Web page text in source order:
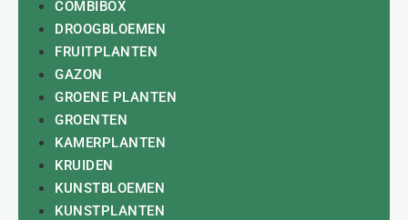
COMBIBOX
DROOGBLOEMEN
FRUITPLANTEN
GAZON
GROENE PLANTEN
GROENTEN
KAMERPLANTEN
KRUIDEN
KUNSTBLOEMEN
KUNSTPLANTEN